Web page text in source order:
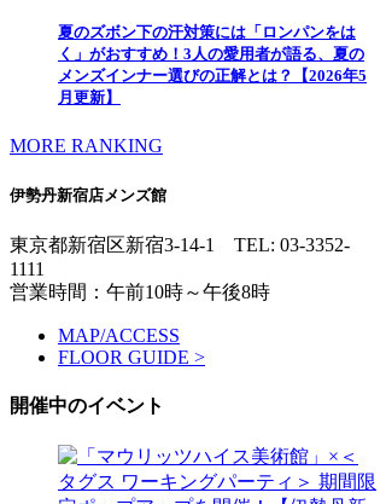
夏のズボン下の汗対策には「ロンパンをは
く」がおすすめ！3人の愛用者が語る、夏の
メンズインナー選びの正解とは？【2026年5
月更新】
MORE RANKING
伊勢丹新宿店メンズ館
東京都新宿区新宿3-14-1 TEL: 03-3352-
1111
営業時間：午前10時～午後8時
MAP/ACCESS
FLOOR GUIDE >
開催中のイベント